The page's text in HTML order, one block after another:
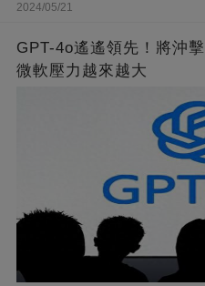
2024/05/21
GPT-4o遙遙領先！將沖
微軟壓力越來越大